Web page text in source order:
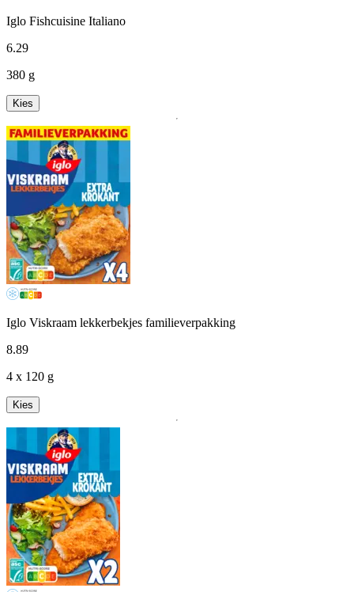
Iglo Fishcuisine Italiano
6.29
380 g
Kies
Iglo Viskraam lekkerbekjes familieverpakking
8.89
4 x 120 g
Kies